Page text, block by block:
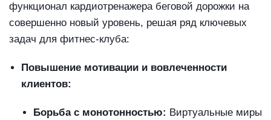
функционал кардиотренажера беговой дорожки на
совершенно новый уровень, решая ряд ключевых
задач для фитнес-клуба:
Повышение мотивации и вовлеченности
клиентов:
Борьба с монотонностью: Виртуальные миры